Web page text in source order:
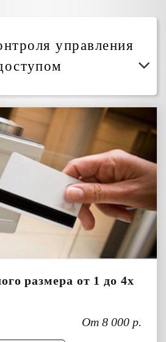
управления
размера от 1 до 4х
От 8 000 р.